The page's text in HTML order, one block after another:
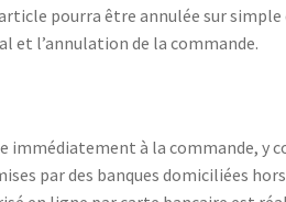
pourra être annulée sur
et l’annulation de la commande.
immédiatement à la commande, y
par des banques domiciliées